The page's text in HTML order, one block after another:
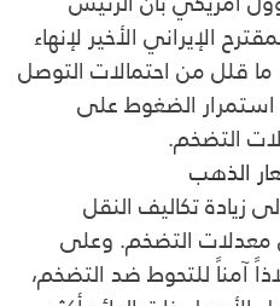
الإيراني الأخير لإنهاء
قلل من احتمالات التوصل
الضغوط على
التضخم.
الذهب
زيادة تكاليف النقل
معدلات التضخم. وعلى
آمناً للتحوط ضد التضخم،